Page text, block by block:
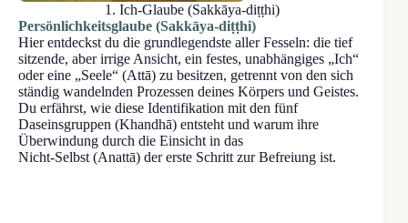
1. Ich-Glaube (Sakkāya-diṭṭhi)
Persönlichkeitsglaube (Sakkāya-diṭṭhi)
Hier entdeckst du die grundlegendste aller Fesseln: die tief
sitzende, aber irrige Ansicht, ein festes, unabhängiges „Ich“
oder eine „Seele“ (Attā) zu besitzen, getrennt von den sich
ständig wandelnden Prozessen deines Körpers und Geistes.
Du erfährst, wie diese Identifikation mit den fünf
Daseinsgruppen (Khandhā) entsteht und warum ihre
Überwindung durch die Einsicht in das
Nicht-Selbst (Anattā) der erste Schritt zur Befreiung ist.